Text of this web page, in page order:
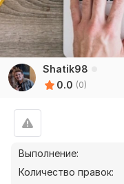
Shatik98
0.0 (0)
Выполнение:
Количество правок: